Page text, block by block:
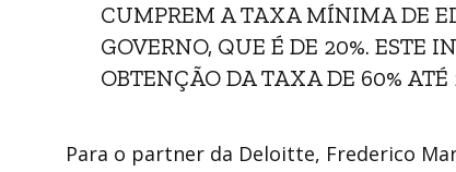
CUMPREM A TAXA MÍNIMA DE
GOVERNO, QUE É DE 20%. ESTE
OBTENÇÃO DA TAXA DE 60%
Para o partner da Deloitte, Frederico